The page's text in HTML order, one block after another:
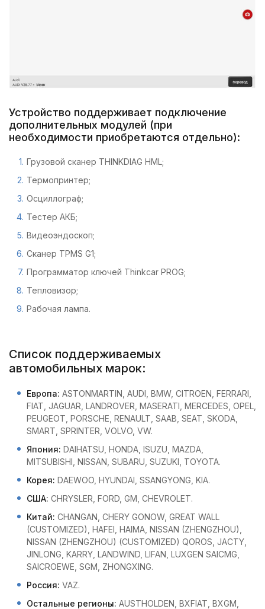
Устройство поддерживает подключение
дополнительных модулей (при
необходимости приобретаются отдельно):
Грузовой сканер THINKDIAG HML;
Термопринтер;
Осциллограф;
Тестер АКБ;
Видеоэндоскоп;
Сканер TPMS G1;
Программатор ключей Thinkcar PROG;
Тепловизор;
Рабочая лампа.
Список поддерживаемых
автомобильных марок:
Европа: ASTONMARTIN, AUDI, BMW, CITROEN, FERRARI,
FIAT, JAGUAR, LANDROVER, MASERATI, MERCEDES, OPEL,
PEUGEOT, PORSCHE, RENAULT, SAAB, SEAT, SKODA,
SMART, SPRINTER, VOLVO, VW.
Япония: DAIHATSU, HONDA, ISUZU, MAZDA,
MITSUBISHI, NISSAN, SUBARU, SUZUKI, TOYOTA.
Корея: DAEWOO, HYUNDAI, SSANGYONG, KIA.
США: CHRYSLER, FORD, GM, CHEVROLET.
Китай: CHANGAN, CHERY GONOW, GREAT WALL
(CUSTOMIZED), HAFEI, HAIMA, NISSAN (ZHENGZHOU),
NISSAN (ZHENGZHOU) (CUSTOMIZED) QOROS, JACTY,
JINLONG, KARRY, LANDWIND, LIFAN, LUXGEN SAICMG,
SAICROEWE, SGM, ZHONGXING.
Россия: VAZ.
Остальные регионы: AUSTHOLDEN, BXFIAT, BXGM,